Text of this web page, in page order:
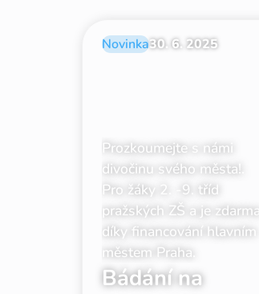
Novinka30. 6. 2025
Prozkoumejte s námi
divočinu svého města!.
Pro žáky 2. -9. tříd
pražských ZŠ a je zdarma
díky financování hlavním
městem Praha.
Bádání na